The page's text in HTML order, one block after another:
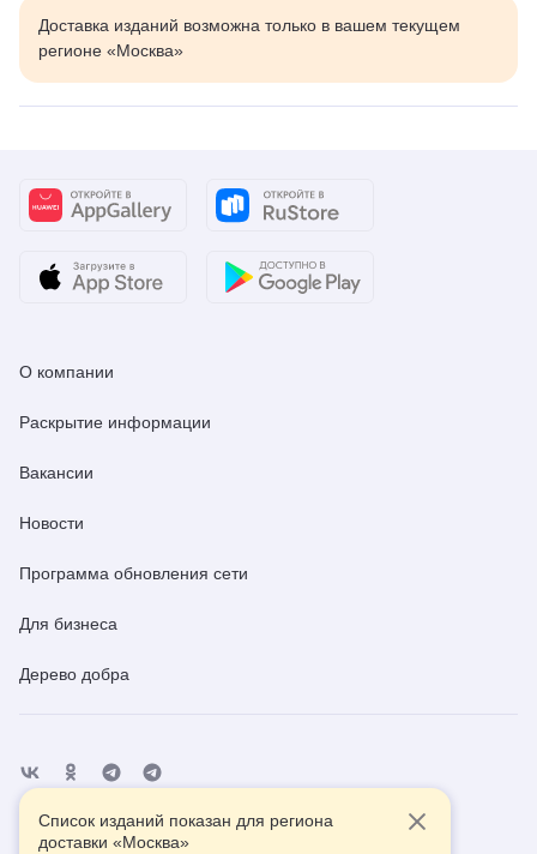
Доставка изданий возможна только в вашем текущем
регионе «Москва»
О компании
Раскрытие информации
Вакансии
Новости
Программа обновления сети
Для бизнеса
Дерево добра
Помощь Контакты
Список изданий показан для региона
доставки «Москва»